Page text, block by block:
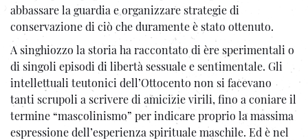
abbassare la guardia e organizzare strategie di
conservazione di ciò che duramente è stato ottenuto.
A singhiozzo la storia ha raccontato di ère sperimentali o
di singoli episodi di libertà sessuale e sentimentale. Gli
intellettuali teutonici dell’Ottocento non si facevano
tanti scrupoli a scrivere di amicizie virili, fino a coniare il
termine “mascolinismo” per indicare proprio la massima
espressione dell’esperienza spirituale maschile. Ed è nel